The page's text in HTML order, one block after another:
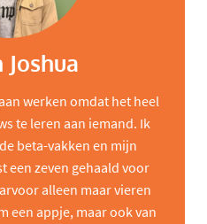
Joshua
werken omdat het heel
te leren aan iemand. Ik
beta-vakken en mijn
een zeven gehaald voor
alleen maar vieren
een appje, maar ook van